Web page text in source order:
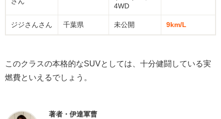
4WD
ジジさんさん 千葉県 未公開 9km/L
このクラスの本格的なSUVとしては、十分健闘している実
燃費といえるでしょう。
著者・伊達軍曹